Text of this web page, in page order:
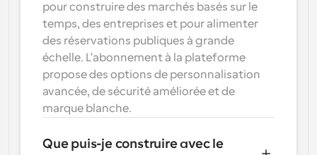
pour construire des marchés basés sur le
temps, des entreprises et pour alimenter
des réservations publiques à grande
échelle. L'abonnement à la plateforme
propose des options de personnalisation
avancée, de sécurité améliorée et de
marque blanche.
Que puis-je construire avec le